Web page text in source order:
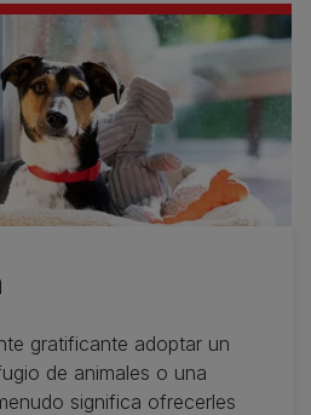
gratificante adoptar un
de animales o una
significa ofrecerles